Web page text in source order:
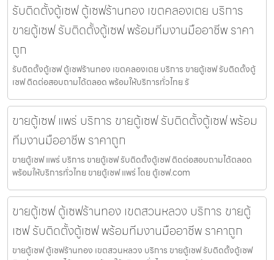
รับติดตั้งตู้เซฟ ตู้เซฟร้านทอง เขตคลองเตย บริการ
ขายตู้เซฟ รับติดตั้งตู้เซฟ พร้อมทีมงานมืออาชีพ ราคา
ถูก
รับติดตั้งตู้เซฟ ตู้เซฟร้านทอง เขตคลองเตย บริการ ขายตู้เซฟ รับติดตั้งตู้
เซฟ ติดต่อสอบถามได้ตลอด พร้อมให้บริการทั่วไทย รั
ขายตู้เซฟ แพร่ บริการ ขายตู้เซฟ รับติดตั้งตู้เซฟ พร้อม
ทีมงานมืออาชีพ ราคาถูก
ขายตู้เซฟ แพร่ บริการ ขายตู้เซฟ รับติดตั้งตู้เซฟ ติดต่อสอบถามได้ตลอด
พร้อมให้บริการทั่วไทย ขายตู้เซฟ แพร่ โดย ตู้เซฟ.com
ขายตู้เซฟ ตู้เซฟร้านทอง เขตสวนหลวง บริการ ขายตู้
เซฟ รับติดตั้งตู้เซฟ พร้อมทีมงานมืออาชีพ ราคาถูก
ขายตู้เซฟ ตู้เซฟร้านทอง เขตสวนหลวง บริการ ขายตู้เซฟ รับติดตั้งตู้เซฟ